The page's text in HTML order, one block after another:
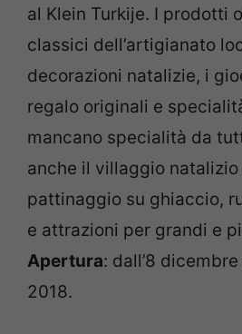
al Klein Turkije. I prodotti
classici dell’artigianato
decorazioni natalizie, i
regalo originali e
mancano specialità da
anche il villaggio
pattinaggio su ghiaccio,
e attrazioni per grandi e
Apertura: dall’8
2018.